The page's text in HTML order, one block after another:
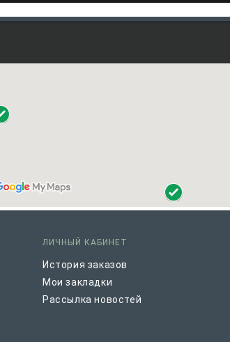
ЛИЧНЫЙ КАБИНЕТ
История заказов
Мои закладки
Рассылка новостей